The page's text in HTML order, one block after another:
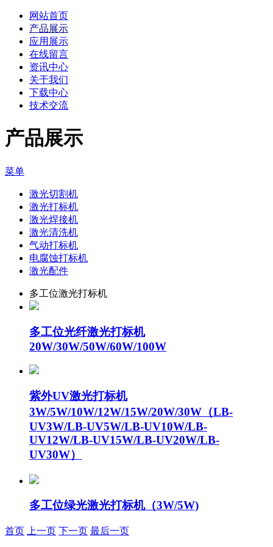
网站首页
产品展示
应用展示
在线留言
资讯中心
关于我们
下载中心
技术交流
产品展示
菜单
激光切割机
激光打标机
激光焊接机
激光清洗机
气动打标机
电腐蚀打标机
激光配件
多工位激光打标机
多工位光纤激光打标机
20W/30W/50W/60W/100W
紫外UV激光打标机
3W/5W/10W/12W/15W/20W/30W（LB-
UV3W/LB-UV5W/LB-UV10W/LB-
UV12W/LB-UV15W/LB-UV20W/LB-
UV30W）
多工位绿光激光打标机（3W/5W)
首页 上一页 下一页 最后一页